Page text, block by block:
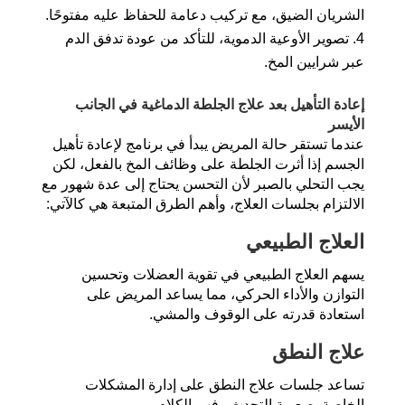
الشريان الضيق، مع تركيب دعامة للحفاظ عليه مفتوحًا.
تصوير الأوعية الدموية، للتأكد من عودة تدفق الدم
عبر شرايين المخ.
إعادة التأهيل بعد علاج الجلطة الدماغية في الجانب
الأيسر
عندما تستقر حالة المريض يبدأ في برنامج لإعادة تأهيل
الجسم إذا أثرت الجلطة على وظائف المخ بالفعل، لكن
يجب التحلي بالصبر لأن التحسن يحتاج إلى عدة شهور مع
الالتزام بجلسات العلاج، وأهم الطرق المتبعة هي كالآتي:
العلاج الطبيعي
يسهم العلاج الطبيعي في تقوية العضلات وتحسين
التوازن والأداء الحركي، مما يساعد المريض على
استعادة قدرته على الوقوف والمشي.
علاج النطق
تساعد جلسات علاج النطق على إدارة المشكلات